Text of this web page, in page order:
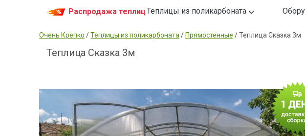
Распродажа теплицТеплицы из поликарбоната
Очень Крепко /Теплицы из поликарбоната /Прямостенные /Теплица Сказка 3м
Теплица Сказка 3м